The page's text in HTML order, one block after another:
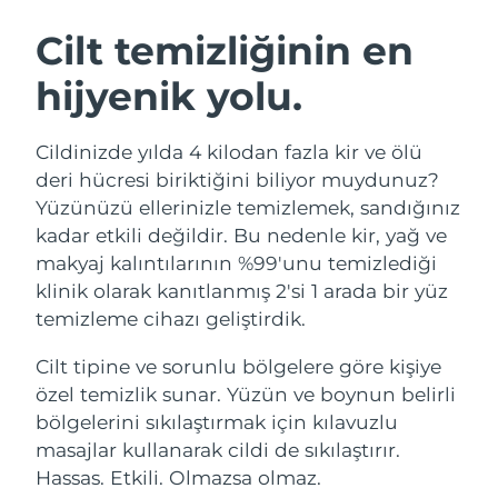
Cilt temizliğinin en
hijyenik yolu.
Cildinizde yılda 4 kilodan fazla kir ve ölü
deri hücresi biriktiğini biliyor muydunuz?
Yüzünüzü ellerinizle temizlemek, sandığınız
kadar etkili değildir. Bu nedenle kir, yağ ve
makyaj kalıntılarının %99'unu temizlediği
klinik olarak kanıtlanmış 2'si 1 arada bir yüz
temizleme cihazı geliştirdik.
Cilt tipine ve sorunlu bölgelere göre kişiye
özel temizlik sunar. Yüzün ve boynun belirli
bölgelerini sıkılaştırmak için kılavuzlu
masajlar kullanarak cildi de sıkılaştırır.
Hassas. Etkili. Olmazsa olmaz.
LUNA™ 4 seti
Anti-aging massage
LUNA™ 4 Plus
Massage, LED heating
LUNA™ 4 Men
For men, anti-aging massage
BEAR™ 2 seti
Microcurrent toning
BEAR™ 2 go
Microcurrent toning on-the-go
BEAR™ 2 eyes & lips
Microcurrent line smoothing device
Nemlendirme
UFO™ 3 seti
Deep facial hydration
UFO™ 3 LED
Near-infrared and red light therapy
device
Ağız bakımı
issa™ 4
Hybrid silicone sonic toothbrush
issa™ 4 plus
Smart hybrid silicone sonic toothbrush
FAQ™ YAŞLANMA KARŞITI BAKIM
Yaşlanma karşıtı LED bakım
NEW
Avustralya
Avusturya
Tahmini teslim tarihi
09/08/2026
Bahreyn
Tahmini teslim tarihi
10/08/2026
Belçika
Tahmini teslim tarihi
Bermuda
Tahmini teslim tarihi
15/08/2026
Bosna-Hersek
Tahmini teslim tarihi
12/08/2026
Tahmini teslim tarihi